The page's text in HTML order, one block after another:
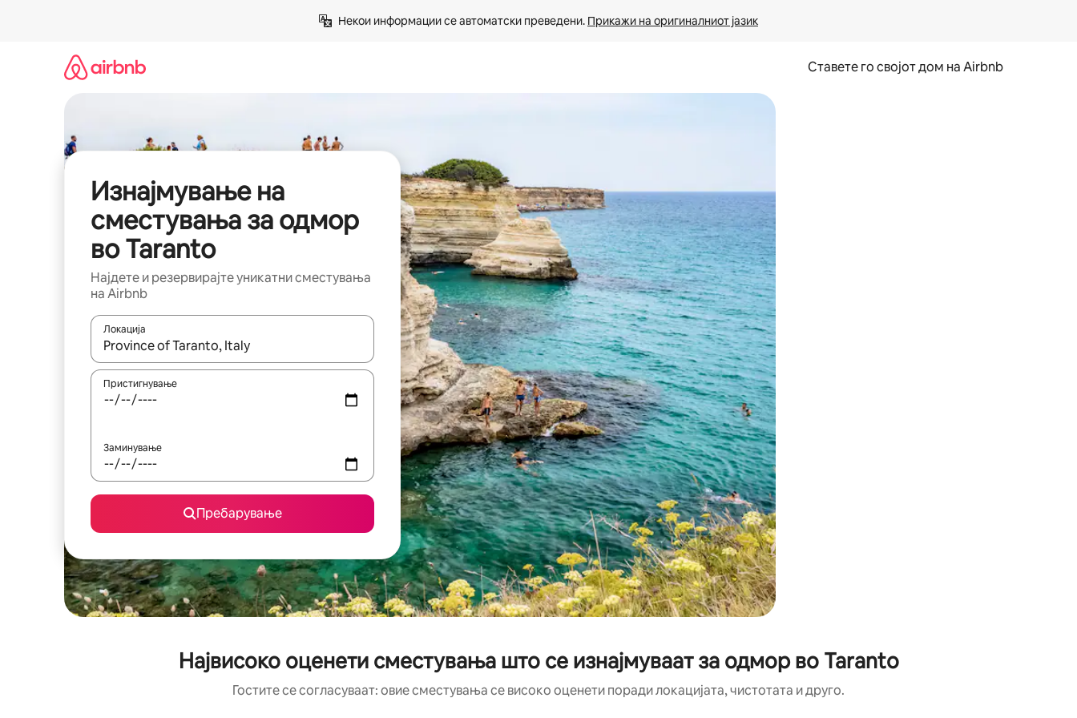
Некои информации се автоматски преведени. Прикажи на оригиналниот јазик
Ставете го својот дом на Airbnb
Изнајмување на
сместувања за одмор
во Taranto
Најдете и резервирајте уникатни сместувања
на Airbnb
Локација
Кога резултатите се достапни, движете се со копчињата со стрелки нагоре и надолу или истражувајте со допирање или со лизгање.
Пристигнување
Заминување
Пребарување
Највисоко оценети сместувања што се изнајмуваат за одмор во Taranto
Гостите се согласуваат: овие сместувања се високо оценети поради локацијата, чистотата и друго.